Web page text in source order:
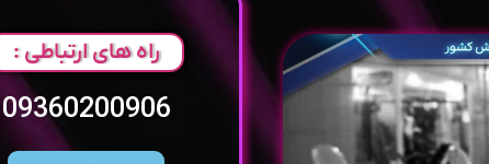
راه های ارتباطی :
09360200906